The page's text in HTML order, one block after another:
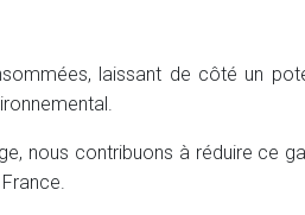
laissant de côté un
nous contribuons à réduire ce